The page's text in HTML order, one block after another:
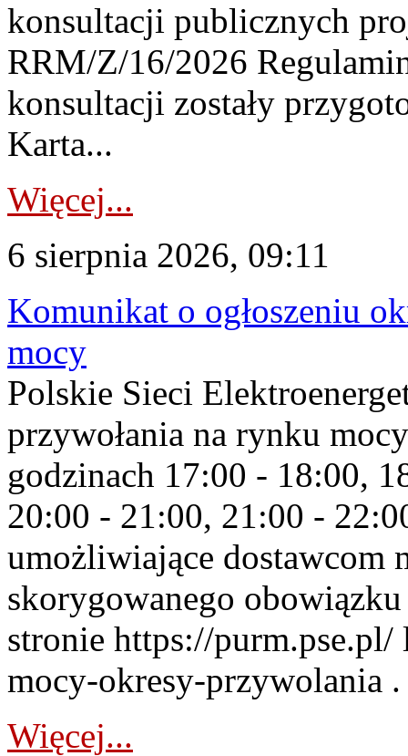
konsultacji publicznych
RRM/Z/16/2026
konsultacji zostały
Karta...
Więcej...
6 sierpnia 2026, 09:11
Komunikat o ogłoszeniu
mocy
Polskie Sieci
przywołania na rynku
godzinach 17:00 - 18:00,
20:00 - 21:00, 21:00 -
umożliwiające dostawcom
skorygowanego
stronie https://
mocy-okresy-przywolania
Więcej...